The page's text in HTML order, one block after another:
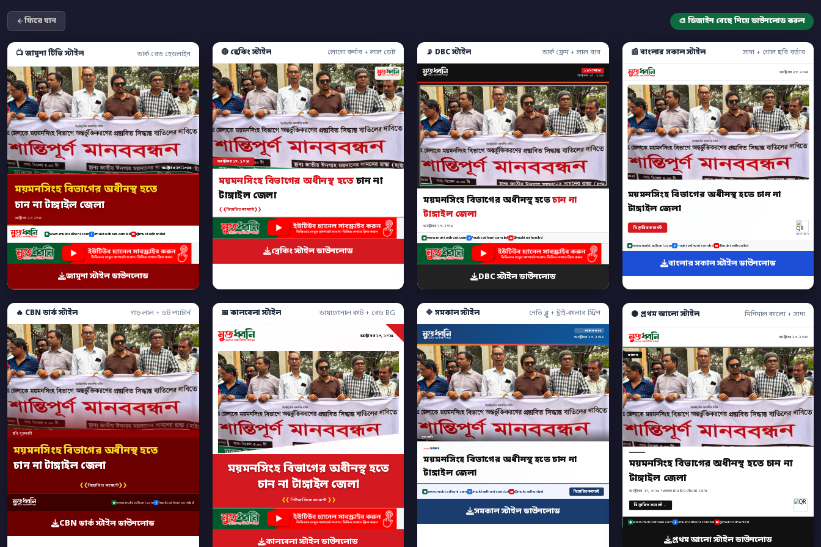
ফিরে যান 🎨 ডিজাইন বেছে নিয়ে ডাউনলোড করুন
📺 জামুনা টিভি স্টাইল ডার্ক রেড হেডলাইন
অক্টোবর ২৩, ২০২৫
ময়মনসিংহ বিভাগের অধীনস্থ হতে
চান না টাঙ্গাইল জেলা
অক্টোবর ২৩, ২০২৫
www.muktodhoni.com /muktodhoni.com.bd @muktodhonibd
জামুনা স্টাইল ডাউনলোড
🔴 ব্রেকিং স্টাইল লোগো কর্নার + লাল ডেট
অক্টোবর ২৩, ২০২৫
ময়মনসিংহ বিভাগের অধীনস্থ হতেচান না
টাঙ্গাইল জেলা
❮❮বিস্তারিত কমেন্টে❯❯
ব্রেকিং স্টাইল ডাউনলোড
📡 DBC স্টাইল ডার্ক ফ্রেম + লাল বার
২৪/৭ নিউজ
অক্টোবর ২৩, ২০২৫
ময়মনসিংহ বিভাগের অধীনস্থ হতেচান না
টাঙ্গাইল জেলা
অক্টোবর ২৩, ২০২৫
www.muktodhoni.com /muktodhoni.com.bd @muktodhonibd
DBC স্টাইল ডাউনলোড
📰 বাংলার সকাল স্টাইল সাদা + গোল ছবি বর্ডার
অক্টোবর ২৩, ২০২৫
ময়মনসিংহ বিভাগের অধীনস্থ হতে চান না
টাঙ্গাইল জেলা
বিস্তারিত কমেন্টে
অ্যাপ স্ক্যান
www.muktodhoni.com /muktodhoni.com.bd @muktodhonibd
বাংলার সকাল স্টাইল ডাউনলোড
🔥 CBN ডার্ক স্টাইল গাঢ় লাল + ডট প্যাটার্ন
ছবি: মুক্তধ্বনি
ময়মনসিংহ বিভাগের অধীনস্থ হতে
চান না টাঙ্গাইল জেলা
❮❮বিস্তারিত কমেন্টে❯❯
www.muktodhoni.com /muktodhoni.com.bd
CBN ডার্ক স্টাইল ডাউনলোড
📅 কালবেলা স্টাইল ডায়াগোনাল কাট + রেড BG
অক্টোবর ২৩, ২০২৫
ময়মনসিংহ বিভাগের অধীনস্থ হতে
চান না টাঙ্গাইল জেলা
❮❮ নিউজ লিংক কমেন্টে ❯❯
কালবেলা স্টাইল ডাউনলোড
🔷 সমকাল স্টাইল নেভি ব্লু + ট্রাই-কালার স্ট্রিপ
সর্বশেষ খবর
অক্টোবর ২৩, ২০২৫
মুক্তধ্বনি
সর্বশেষ
ময়মনসিংহ বিভাগের অধীনস্থ হতে চান না
টাঙ্গাইল জেলা
www.muktodhoni.com /muktodhoni.com.bd @muktodhonibd বিস্তারিত কমেন্টে
সমকাল স্টাইল ডাউনলোড
⚫ প্রথম আলো স্টাইল মিনিমাল কালো + সাদা
অক্টোবর ২৩, ২০২৫
সর্বশেষ
ময়মনসিংহ বিভাগের অধীনস্থ হতে চান না
টাঙ্গাইল জেলা
অক্টোবর ২৩, ২০২৫ • www.muktodhoni.com
বিস্তারিত কমেন্টে →
www.muktodhoni.com /muktodhoni.com.bd @muktodhonibd
প্রথম আলো স্টাইল ডাউনলোড